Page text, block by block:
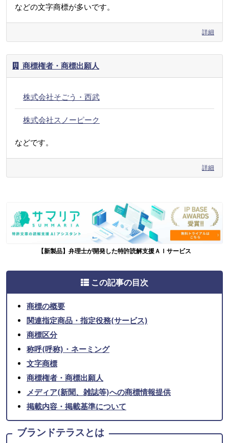
などの文字商標が多いです。
詳細
商標権者・商標出願人
株式会社そごう・西武
株式会社スノーピーク
などです。
詳細
【新製品】弁理士が開発した特許読解支援ＡＩサービス
この記事の目次
商標の概要
関連指定商品・指定役務(サービス)
商標区分
称呼(呼称)・ネーミング
文字商標
商標権者・商標出願人
メディア(新聞、雑誌等)への商標情報提供
掲載内容・掲載基準について
ブランドテラスとは